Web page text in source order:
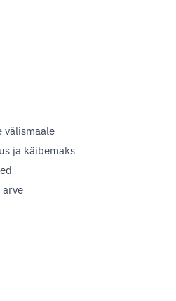
välismaale
ja käibemaks